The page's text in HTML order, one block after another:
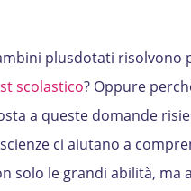
plusdotati
scolastico? Oppure
a queste domande
ci aiutano a
solo le grandi abilità,